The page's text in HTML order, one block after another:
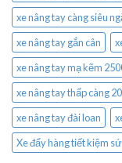
xe nâng tay càng siêu
xe nâng tay gắn cân
xe nâng tay mạ kẽm
xe nâng tay thấp càng
xe nâng tay đài loan
Xe đẩy hàng tiết kiệm